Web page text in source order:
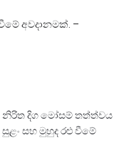
අවදානමක්. –
නිරිත දිග මෝසම් තත්ත්වය
සහ මුහුද රළු වීමේ